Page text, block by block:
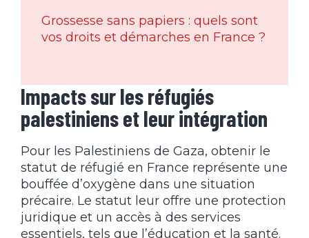
Grossesse sans papiers : quels sont
vos droits et démarches en France ?
Impacts sur les réfugiés
palestiniens et leur intégration
Pour les Palestiniens de Gaza, obtenir le
statut de réfugié en France représente une
bouffée d’oxygène dans une situation
précaire. Le statut leur offre une protection
juridique et un accès à des services
essentiels, tels que l’éducation et la santé.